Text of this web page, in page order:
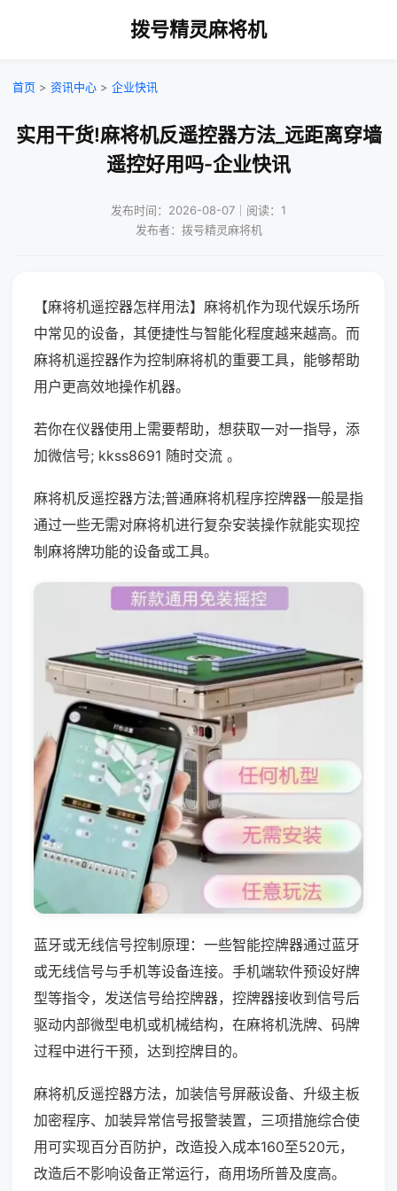
拨号精灵麻将机
首页 > 资讯中心 > 企业快讯
实用干货!麻将机反遥控器方法_远距离穿墙
遥控好用吗-企业快讯
发布时间：2026-08-07｜阅读：1
发布者：拨号精灵麻将机
【麻将机遥控器怎样用法】麻将机作为现代娱乐场所
中常见的设备，其便捷性与智能化程度越来越高。而
麻将机遥控器作为控制麻将机的重要工具，能够帮助
用户更高效地操作机器。
若你在仪器使用上需要帮助，想获取一对一指导，添
加微信号; kkss8691 随时交流 。
麻将机反遥控器方法;普通麻将机程序控牌器一般是指
通过一些无需对麻将机进行复杂安装操作就能实现控
制麻将牌功能的设备或工具。
蓝牙或无线信号控制原理：一些智能控牌器通过蓝牙
或无线信号与手机等设备连接。手机端软件预设好牌
型等指令，发送信号给控牌器，控牌器接收到信号后
驱动内部微型电机或机械结构，在麻将机洗牌、码牌
过程中进行干预，达到控牌目的。
麻将机反遥控器方法，加装信号屏蔽设备、升级主板
加密程序、加装异常信号报警装置，三项措施综合使
用可实现百分百防护，改造投入成本160至520元，
改造后不影响设备正常运行，商用场所普及度高。